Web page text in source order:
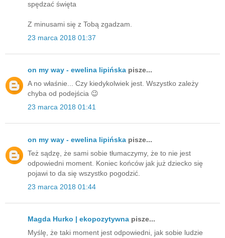
spędzać święta
Z minusami się z Tobą zgadzam.
23 marca 2018 01:37
on my way - ewelina lipińska pisze...
A no właśnie... Czy kiedykolwiek jest. Wszystko zależy
chyba od podejścia 😉
23 marca 2018 01:41
on my way - ewelina lipińska pisze...
Też sądzę, że sami sobie tłumaczymy, że to nie jest
odpowiedni moment. Koniec końców jak już dziecko się
pojawi to da się wszystko pogodzić.
23 marca 2018 01:44
Magda Hurko | ekopozytywna pisze...
Myślę, że taki moment jest odpowiedni, jak sobie ludzie